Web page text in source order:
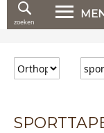
door
naar
zoeken